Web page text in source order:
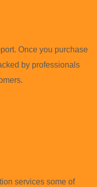
Once you purchase
by professionals
services some of